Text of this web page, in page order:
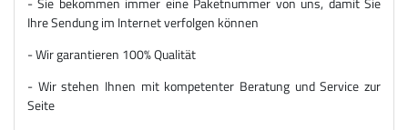
Ihre Sendung im Internet verfolgen können
- Wir garantieren 100% Qualität
- Wir stehen Ihnen mit kompetenter Beratung und Service zur
Seite